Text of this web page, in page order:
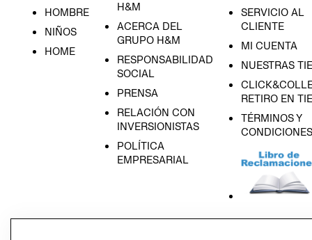
HOMBRE
NIÑOS
HOME
H&M
ACERCA DEL
GRUPO H&M
RESPONSABILIDAD
SOCIAL
PRENSA
RELACIÓN CON
INVERSIONISTAS
POLÍTICA
EMPRESARIAL
SERVICIO AL
CLIENTE
MI CUENTA
NUESTRAS
RETIRO EN
TÉRMINOS Y
CONDICIONES